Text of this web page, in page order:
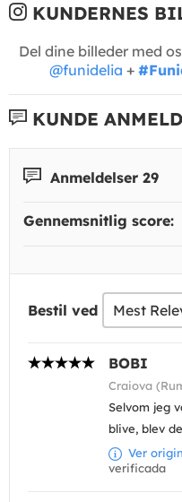
KUNDERNES
Del dine billeder med
@funidelia +
KUNDE
Anmeldelser 29
Gennemsnitlig score:
Bestil ved
BOBI
Craiova
Selvom jeg
blive, blev
Ver
verificada